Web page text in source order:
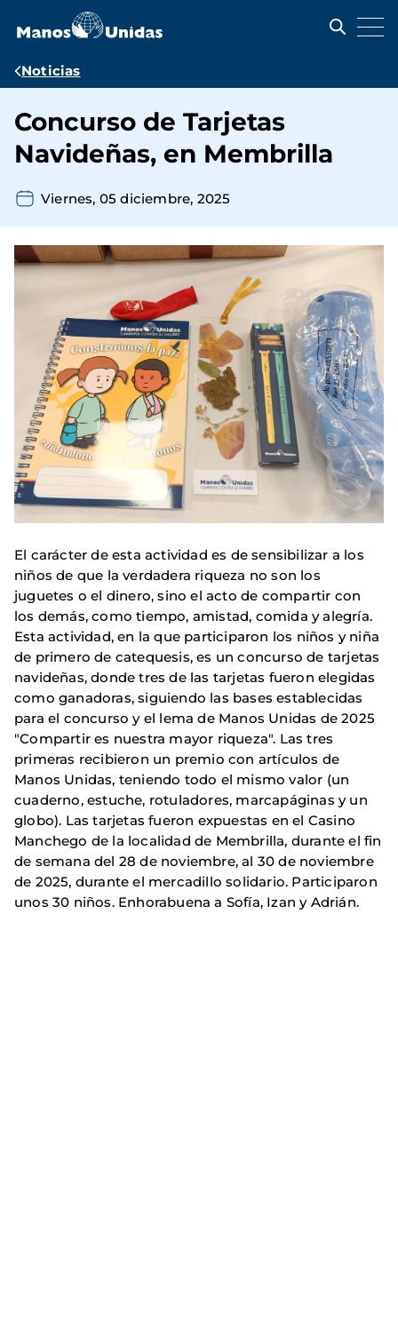
contenido
Ruta
navegación
Noticias
Concurso de Tarjetas
Navideñas, en Membrilla
Viernes, 05 diciembre, 2025
El carácter de esta actividad es de sensibilizar a los
niños de que la verdadera riqueza no son los
juguetes o el dinero, sino el acto de compartir con
los demás, como tiempo, amistad, comida y alegría.
Esta actividad, en la que participaron los niños y niña
de primero de catequesis, es un concurso de tarjetas
navideñas, donde tres de las tarjetas fueron elegidas
como ganadoras, siguiendo las bases establecidas
para el concurso y el lema de Manos Unidas de 2025
"Compartir es nuestra mayor riqueza". Las tres
primeras recibieron un premio con artículos de
Manos Unidas, teniendo todo el mismo valor (un
cuaderno, estuche, rotuladores, marcapáginas y un
globo). Las tarjetas fueron expuestas en el Casino
Manchego de la localidad de Membrilla, durante el fin
de semana del 28 de noviembre, al 30 de noviembre
de 2025, durante el mercadillo solidario. Participaron
unos 30 niños. Enhorabuena a Sofía, Izan y Adrián.